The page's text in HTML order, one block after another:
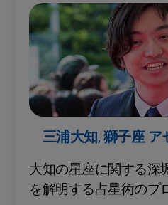
三浦大知, 獅子座
大知の星座に関する深
を解明する占星術のプ